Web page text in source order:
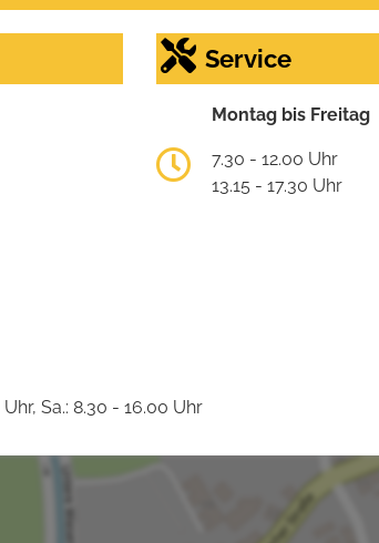
Service
Montag bis Freitag
7.30 - 12.00 Uhr
13.15 - 17.30 Uhr
Sa.: 8.30 - 16.00 Uhr